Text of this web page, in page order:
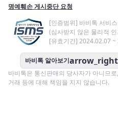
명예훼손 게시중단 요청
[인증범위] 바비톡 서비
(심사받지 않은 물리적
[유효기간] 2024.02.07 ~
바비톡 알아보기arrow_right
바비톡은 통신판매의 당사자가 아니므
거래 등에 대해 책임을 지지 않습니다.